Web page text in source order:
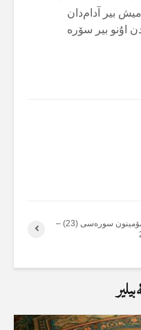
بیر آدام‌دان
اۇنو بیر سۆرە
مۆمینون سورەسی (23) –